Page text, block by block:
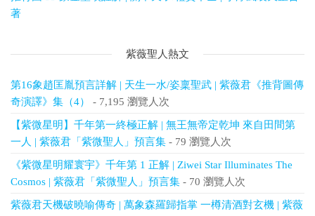
著
紫薇聖人熱文
第16象趙匡胤預言詳解 | 天生一水/姿稟聖武 | 紫薇君《推背圖傳
奇演譯》集（4）
- 7,195 瀏覽人次
【紫微星明】千年第一終極正解 | 無王無帝定乾坤 來自田間第
一人 | 紫薇君「紫微聖人」預言集 - 79 瀏覽人次
《紫微星明耀寰宇》千年第 1 正解 | Ziwei Star Illuminates The
Cosmos | 紫薇君「紫微聖人」預言集 - 70 瀏覽人次
紫薇君天機破曉喻傳奇 | 萬象森羅歸指掌 一樽清酒對玄機 | 紫薇